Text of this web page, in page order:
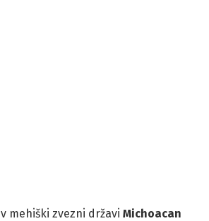
v mehiški zvezni državi Michoacan